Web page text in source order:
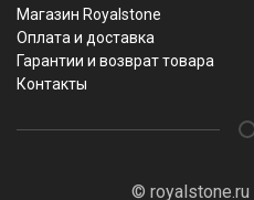
Магазин Royalstone
Оплата и доставка
Гарантии и возврат товара
Контакты
© royalstone.ru